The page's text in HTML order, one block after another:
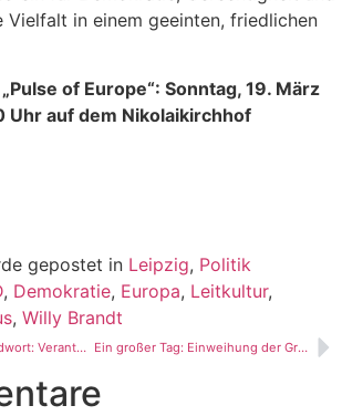
Vielfalt in einem geeinten, friedlichen
of Europe“: Sonntag, 19. März
Uhr auf dem Nikolaikirchhof
gepostet in Leipzig, Politik
, Demokratie, Europa, Leitkultur,
, Willy Brandt
Für Trump ein Fremdwort: Verantwortung Ein großer Tag: Einweihung der Grundschule und des Hortes forum thomanum